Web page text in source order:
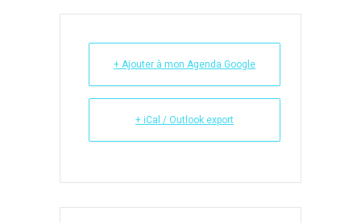
+ Ajouter à mon Agenda Google
+ iCal / Outlook export